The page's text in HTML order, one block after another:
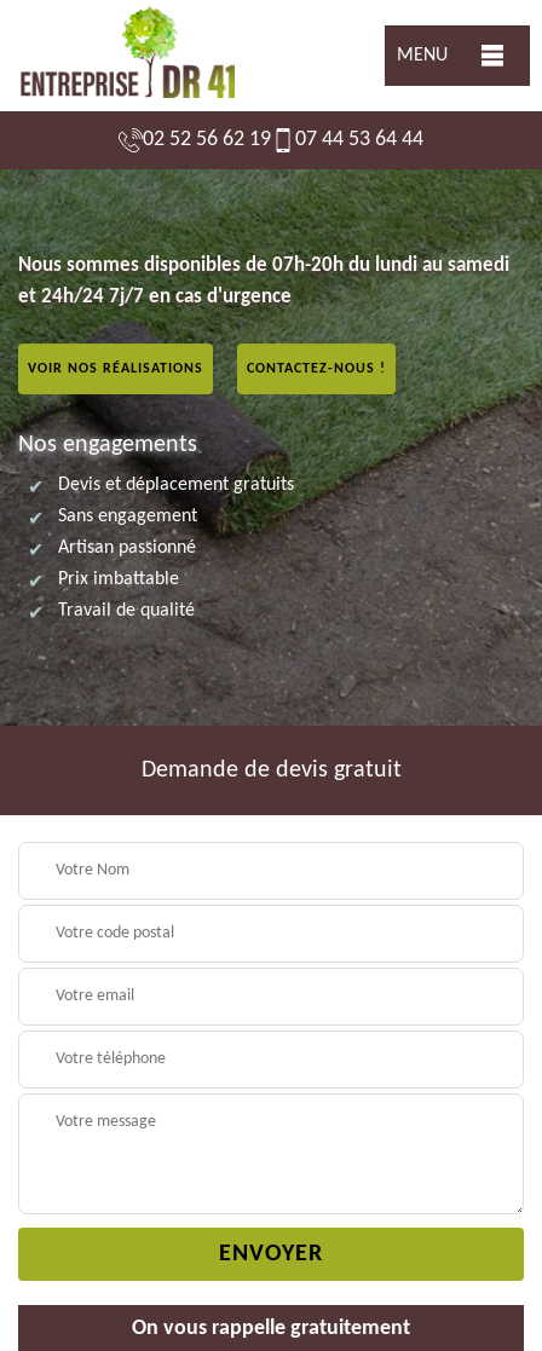
MENU
02 52 56 62 19 07 44 53 64 44
Nous sommes disponibles de 07h-20h du lundi au samedi
et 24h/24 7j/7 en cas d'urgence
VOIR NOS RÉALISATIONS CONTACTEZ-NOUS !
Nos engagements
Devis et déplacement gratuits
Sans engagement
Artisan passionné
Prix imbattable
Travail de qualité
Demande de devis gratuit
On vous rappelle gratuitement